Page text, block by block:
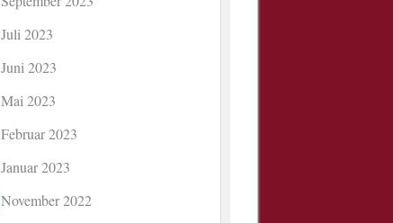
Juli 2023
Juni 2023
Mai 2023
Februar 2023
Januar 2023
November 2022